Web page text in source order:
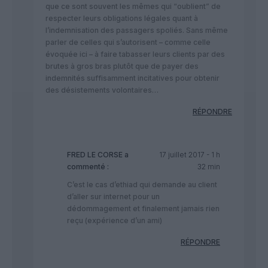
que ce sont souvent les mêmes qui “oublient” de
respecter leurs obligations légales quant à
l’indemnisation des passagers spoliés. Sans même
parler de celles qui s’autorisent – comme celle
évoquée ici – à faire tabasser leurs clients par des
brutes à gros bras plutôt que de payer des
indemnités suffisamment incitatives pour obtenir
des désistements volontaires…
RÉPONDRE
FRED LE CORSE a
commenté :
17 juillet 2017 - 1 h
32 min
C’est le cas d’ethiad qui demande au client
d’aller sur internet pour un
dédommagement et finalement jamais rien
reçu (expérience d’un ami)
RÉPONDRE